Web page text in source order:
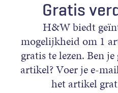
Gratis
H&W biedt
mogelijkheid om 1
gratis te lezen. Ben
artikel? Voer je e-
het artikel